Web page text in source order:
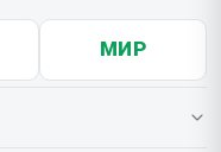
МИР